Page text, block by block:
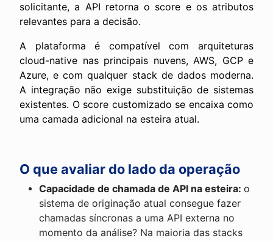
solicitante, a API retorna o score e os atributos
relevantes para a decisão.
A plataforma é compatível com arquiteturas
cloud-native nas principais nuvens, AWS, GCP e
Azure, e com qualquer stack de dados moderna.
A integração não exige substituição de sistemas
existentes. O score customizado se encaixa como
uma camada adicional na esteira atual.
O que avaliar do lado da operação
Capacidade de chamada de API na esteira: o
sistema de originação atual consegue fazer
chamadas síncronas a uma API externa no
momento da análise? Na maioria das stacks